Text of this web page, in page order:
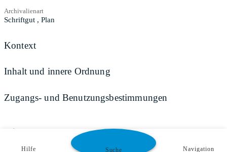
Archivalienart
Schriftgut , Plan
Kontext
Inhalt und innere Ordnung
Zugangs- und Benutzungsbestimmungen
Teilen
Hilfe Suche Navigation